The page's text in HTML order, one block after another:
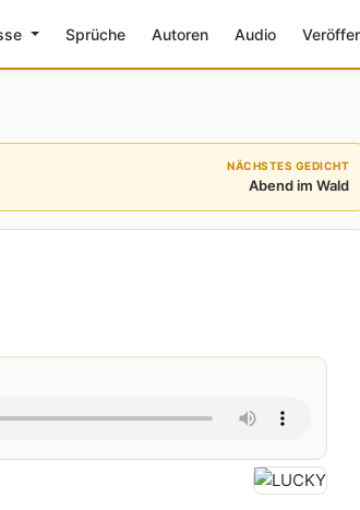
Sprüche Autoren Audio
NÄCHSTES GEDICHT
Abend im Wald